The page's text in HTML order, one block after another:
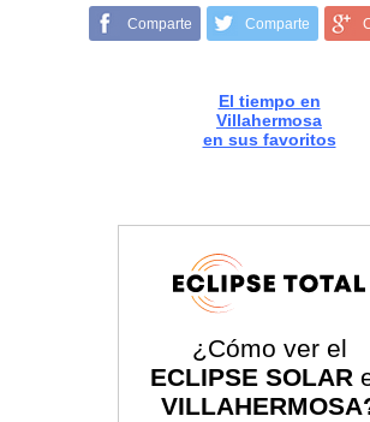
Comparte Comparte
El tiempo en
Villahermosa
en sus favoritos
¿Cómo ver el
ECLIPSE SOLAR